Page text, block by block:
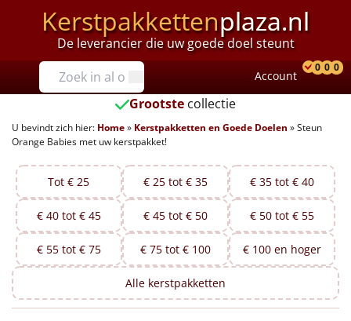
Kerstpakkettenplaza.nl
De leverancier die uw goede doel steunt
Prijzen
Tot €25
€25 tot €35
€35 tot €40
€40 tot €45
€45 tot €50
€50 tot €55
Account
0 0 0
Grootste collectie
U bevindt zich hier: Home» Kerstpakketten en Goede Doelen »Steun
Orange Babies met uw kerstpakket!
Tot € 25 € 25 tot € 35 € 35 tot € 40
€ 40 tot € 45 € 45 tot € 50 € 50 tot € 55
€ 55 tot € 75 € 75 tot € 100 € 100 en hoger
Alle kerstpakketten